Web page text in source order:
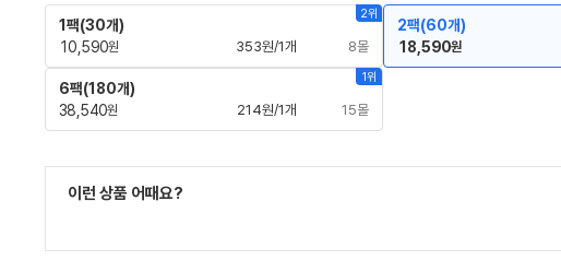
2위
1팩(30개)
10,590원 353원/1개 8몰
2팩(60개)
18,590원
1위
6팩(180개)
38,540원 214원/1개 15몰
이런 상품 어때요?